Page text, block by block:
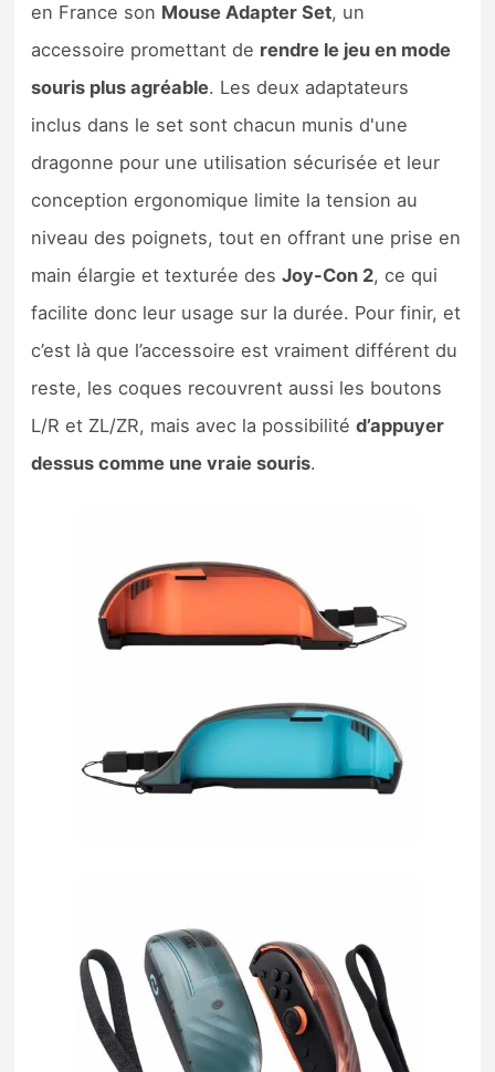
en France son Mouse Adapter Set, un
accessoire promettant de rendre le jeu en mode
souris plus agréable. Les deux adaptateurs
inclus dans le set sont chacun munis d'une
dragonne pour une utilisation sécurisée et leur
conception ergonomique limite la tension au
niveau des poignets, tout en offrant une prise en
main élargie et texturée desJoy-Con 2, ce qui
facilite donc leur usage sur la durée. Pour finir, et
c’est là que l’accessoire est vraiment différent du
reste, les coques recouvrent aussi les boutons
L/R et ZL/ZR, mais avec la possibilitéd’appuyer
dessus comme une vraie souris.